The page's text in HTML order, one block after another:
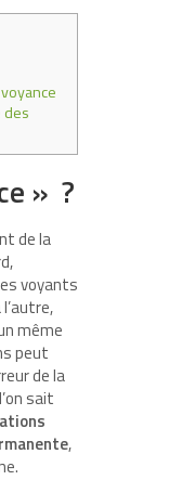
» ?
de la
voyants
même
peut
de la
sait
,